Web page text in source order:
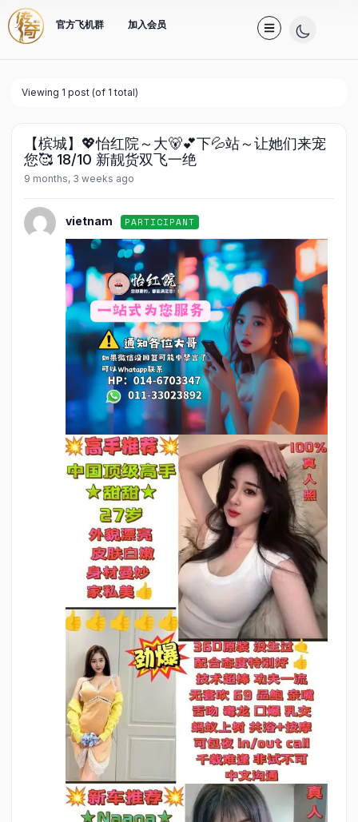
官方飞机群 加入会员
Viewing 1 post (of 1 total)
【槟城】💖怡红院～大🐻💕下💦站～让她们来宠
您🥰 18/10 新靓货双飞一绝
9 months, 3 weeks ago
vietnam PARTICIPANT